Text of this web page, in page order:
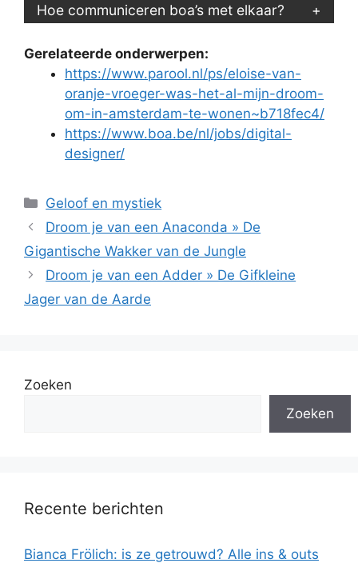
Hoe communiceren boa’s met elkaar?
Gerelateerde onderwerpen:
https://www.parool.nl/ps/eloise-van-
oranje-vroeger-was-het-al-mijn-droom-
om-in-amsterdam-te-wonen~b718fec4/
https://www.boa.be/nl/jobs/digital-
designer/
Categorieën
Geloof en mystiek
Droom je van een Anaconda » De
Gigantische Wakker van de Jungle
Droom je van een Adder » De Gifkleine
Jager van de Aarde
Zoeken
Zoeken
Recente berichten
Bianca Frölich: is ze getrouwd? Alle ins & outs